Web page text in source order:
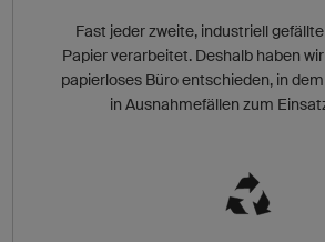
Fast jeder zweite, industriell
Papier verarbeitet. Deshalb haben
papierloses Büro entschieden, in
in Ausnahmefällen zum